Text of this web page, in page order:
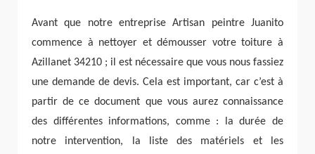
Avant que notre entreprise Artisan peintre Juanito
commence à nettoyer et démousser votre toiture à
Azillanet 34210 ; il est nécessaire que vous nous fassiez
une demande de devis. Cela est important, car c’est à
partir de ce document que vous aurez connaissance
des différentes informations, comme : la durée de
notre intervention, la liste des matériels et les